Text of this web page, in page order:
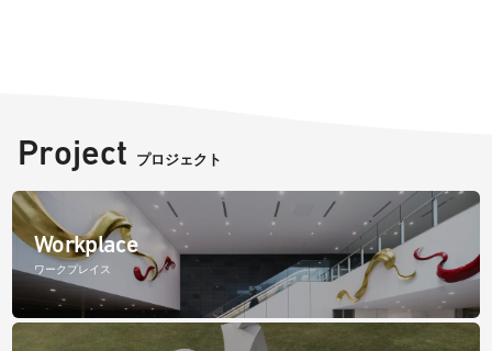
Project プロジェクト
Workplace
ワークプレイス